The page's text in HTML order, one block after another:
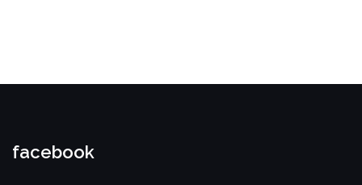
facebook